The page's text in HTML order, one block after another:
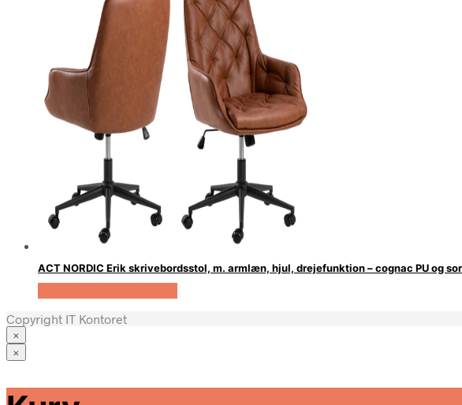
ACT NORDIC Erik skrivebordsstol, m. armlæn, hjul, drejefunktion – cognac PU og
Copyright IT Kontoret
×
×